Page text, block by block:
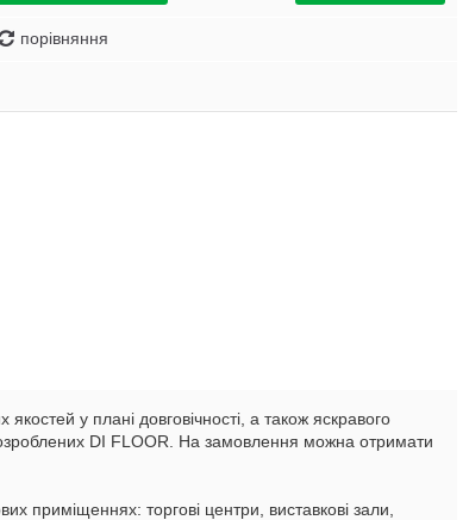
порівняння
у плані довговічності, а також яскравого
DI FLOOR. На замовлення можна отримати
приміщеннях: торгові центри, виставкові зали,